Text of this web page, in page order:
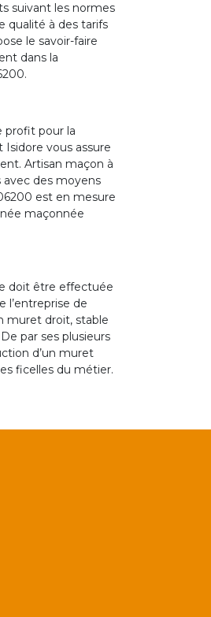
suivant les normes
qualité à des tarifs
le savoir-faire
dans la
profit pour la
vous assure
Artisan maçon à
des moyens
est en mesure
maçonnée
doit être effectuée
l’entreprise de
muret droit, stable
par ses plusieurs
d’un muret
ficelles du métier.